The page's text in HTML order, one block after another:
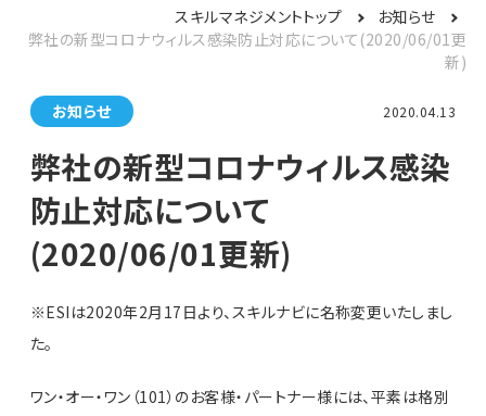
スキルマネジメントトップ
お知らせ
弊社の新型コロナウィルス感染防止対応について(2020/06/01更
新)
お知らせ 2020.04.13
弊社の新型コロナウィルス感染
防止対応について
(2020/06/01更新)
※ESIは2020年2月17日より、スキルナビに名称変更いたしまし
た。
ワン・オー・ワン（101）のお客様・パートナー様には、平素は格別